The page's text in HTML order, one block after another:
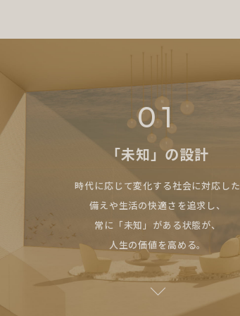
01
「未知」の設計
時代に応じて変化する社会に対応した
備えや生活の快適さを追求し、
常に「未知」がある状態が、
人生の価値を高める。